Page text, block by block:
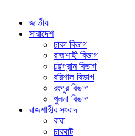
জাতীয়
সারাদেশ
ঢাকা বিভাগ
রাজশাহী বিভাগ
চট্টগ্রাম বিভাগ
বরিশাল বিভাগ
রংপুর বিভাগ
খুলনা বিভাগ
রাজশাহীর সংবাদ
বাঘা
চারঘাট